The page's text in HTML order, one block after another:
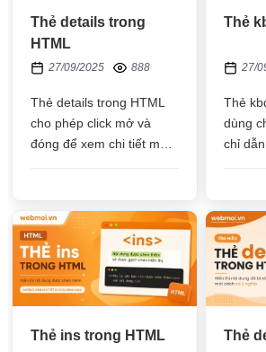
Thẻ details trong
HTML
27/09/2025 888
Thẻ details trong HTML
cho phép click mở và
đóng để xem chi tiết một
Thẻ
27/
Thẻ
dùng
chỉ
Thẻ ins trong HTML Thẻ